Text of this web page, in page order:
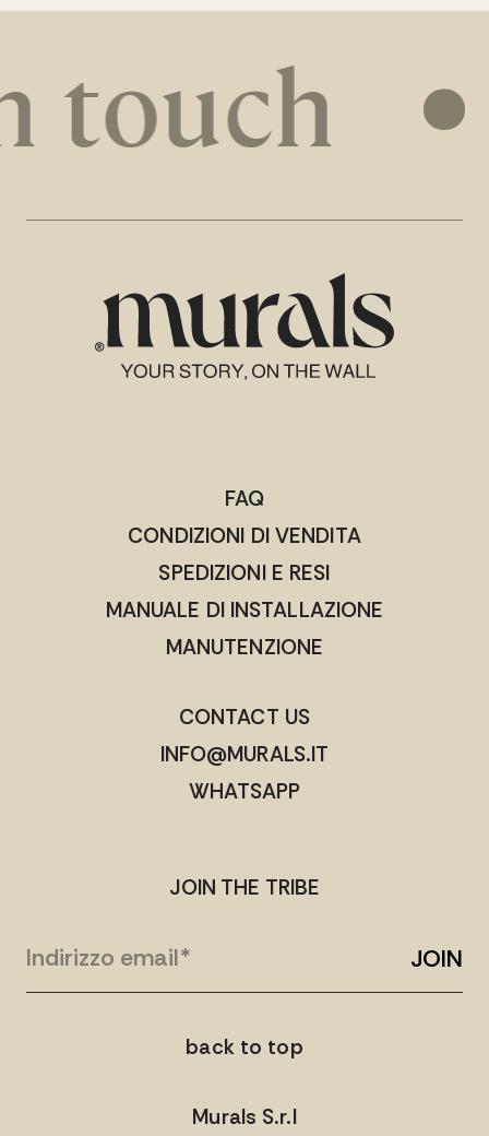
touch •
FAQ
CONDIZIONI DI VENDITA
SPEDIZIONI E RESI
MANUALE DI INSTALLAZIONE
MANUTENZIONE
JOIN THE TRIBE
JOIN
CONTACT US
INFO@MURALS.IT
WHATSAPP
back to top
Murals S.r.l